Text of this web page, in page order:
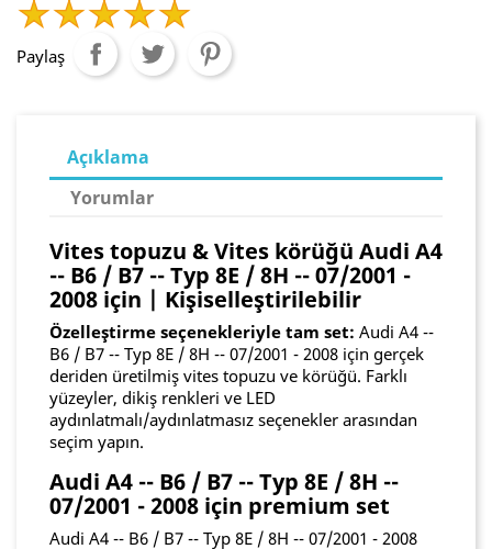
Paylaş
Açıklama
Yorumlar
Vites topuzu & Vites körüğü Audi A4
-- B6 / B7 -- Typ 8E / 8H -- 07/2001 -
2008 için | Kişiselleştirilebilir
Özelleştirme seçenekleriyle tam set: Audi A4 --
B6 / B7 -- Typ 8E / 8H -- 07/2001 - 2008 için gerçek
deriden üretilmiş vites topuzu ve körüğü. Farklı
yüzeyler, dikiş renkleri ve LED
aydınlatmalı/aydınlatmasız seçenekler arasından
seçim yapın.
Audi A4 -- B6 / B7 -- Typ 8E / 8H --
07/2001 - 2008 için premium set
Audi A4 -- B6 / B7 -- Typ 8E / 8H -- 07/2001 - 2008